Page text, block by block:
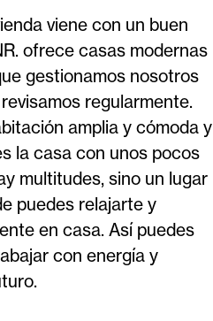
viene con un buen
ofrece casas modernas
gestionamos nosotros
regularmente.
amplia y cómoda y
la casa con unos pocos
multitudes, sino un lugar
puedes relajarte y
en casa. Así puedes
con energía y